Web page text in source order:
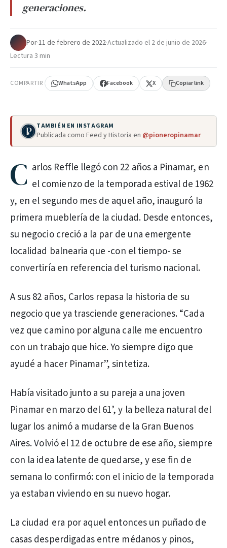
generaciones.
Por·11 de febrero de 2022·Actualizado el 2 de junio de 2026·
Lectura 3 min
COMPARTIR WhatsApp Facebook X Copiar link
TAMBIÉN EN INSTAGRAM
Publicada como Feed y Historia en @pioneropinamar
C arlos Reffle llegó con 22 años a Pinamar, en
el comienzo de la temporada estival de 1962
y, en el segundo mes de aquel año, inauguró la
primera mueblería de la ciudad. Desde entonces,
su negocio creció a la par de una emergente
localidad balnearia que -con el tiempo- se
convertiría en referencia del turismo nacional.
A sus 82 años, Carlos repasa la historia de su
negocio que ya trasciende generaciones. “Cada
vez que camino por alguna calle me encuentro
con un trabajo que hice. Yo siempre digo que
ayudé a hacer Pinamar”, sintetiza.
Había visitado junto a su pareja a una joven
Pinamar en marzo del 61’, y la belleza natural del
lugar los animó a mudarse de la Gran Buenos
Aires. Volvió el 12 de octubre de ese año, siempre
con la idea latente de quedarse, y ese fin de
semana lo confirmó: con el inicio de la temporada
ya estaban viviendo en su nuevo hogar.
La ciudad era por aquel entonces un puñado de
casas desperdigadas entre médanos y pinos,